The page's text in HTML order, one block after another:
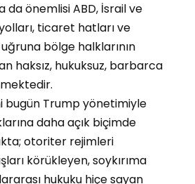
da önemlisi ABD, İsrail ve
ticaret hatları ve
bölge halklarının
haksız, hukuksuz, barbarca
bugün Trump yönetimiyle
daha açık biçimde
otoriter rejimleri
körükleyen, soykırıma
hukuku hiçe sayan